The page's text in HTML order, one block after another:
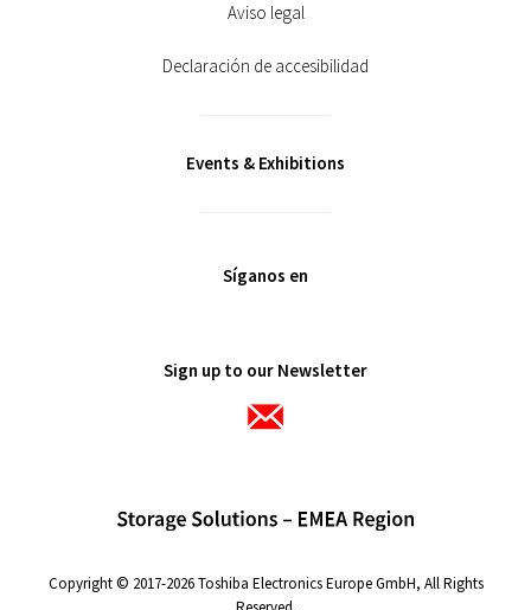
Aviso legal
Declaración de accesibilidad
Events & Exhibitions
Síganos en
Sign up to our Newsletter
Copyright © 2017-2026 Toshiba Electronics Europe GmbH, All Rights